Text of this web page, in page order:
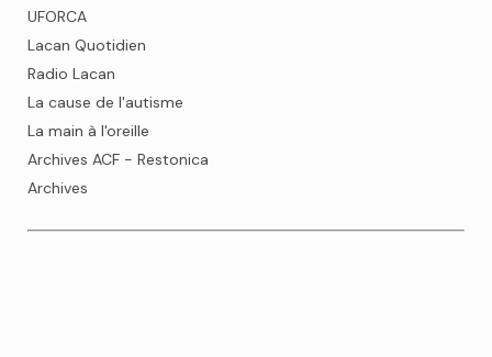
UFORCA
Lacan Quotidien
Radio Lacan
La cause de l'autisme
La main à l'oreille
Archives ACF - Restonica
Archives